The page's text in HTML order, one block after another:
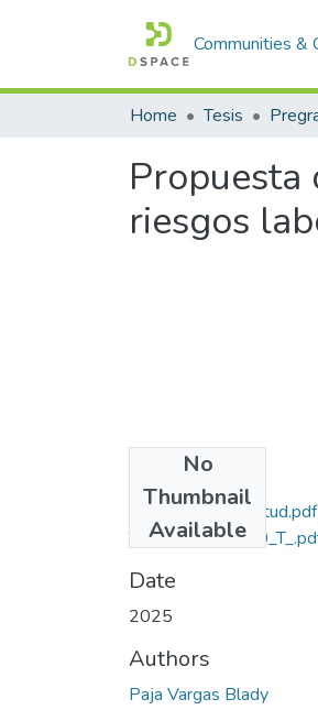
Communities &
Home Tesis
riesgos
No
Thumbnail
Available
Grado de Similitud.pdf
Date
2025
Authors
Paja Vargas Blady